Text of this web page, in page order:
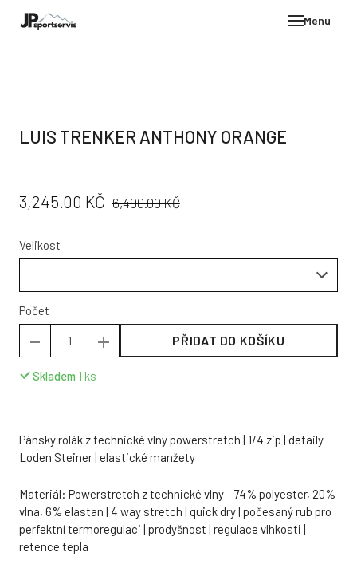
Menu
LUIS TRENKER ANTHONY ORANGE
CENA:
3,245.00 KČ PŮVODNÍ
6,490.00 KČ
Velikost
Počet
PŘIDAT DO KOŠÍKU
Skladem 1 ks
Pánský rolák z technické vlny powerstretch | 1/4 zip | detaily
Loden Steiner | elastické manžety
Materiál: Powerstretch z technické vlny - 74% polyester, 20%
vlna, 6% elastan | 4 way stretch | quick dry | počesaný rub pro
perfektní termoregulaci | prodyšnost | regulace vlhkosti |
retence tepla